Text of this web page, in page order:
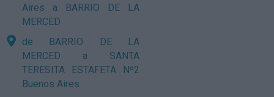
Aires a BARRIO DE LA
MERCED
de BARRIO DE LA
MERCED a SANTA
TERESITA ESTAFETA Nº2
Buenos Aires